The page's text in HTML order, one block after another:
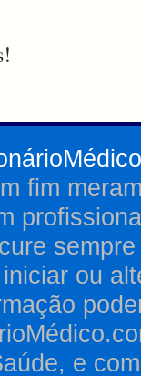
fim
ou
e